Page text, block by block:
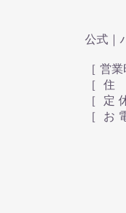
公式｜
［ 営
［ 住
［ 定
［ お
（対
※指